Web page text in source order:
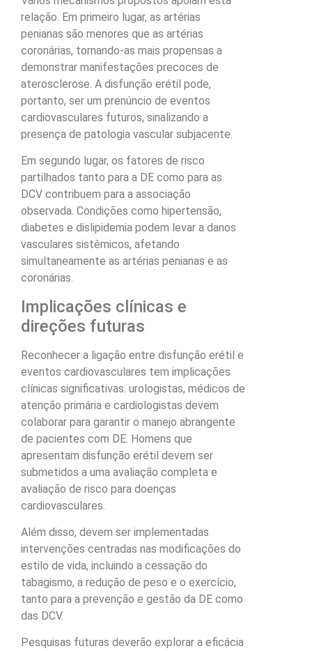
relação. Em primeiro lugar, as artérias
penianas são menores que as artérias
coronárias, tornando-as mais propensas a
demonstrar manifestações precoces de
aterosclerose. A disfunção erétil pode,
portanto, ser um prenúncio de eventos
cardiovasculares futuros, sinalizando a
presença de patologia vascular subjacente.
Em segundo lugar, os fatores de risco
partilhados tanto para a DE como para as
DCV contribuem para a associação
observada. Condições como hipertensão,
diabetes e dislipidemia podem levar a danos
vasculares sistêmicos, afetando
simultaneamente as artérias penianas e as
coronárias.
Implicações clínicas e
direções futuras
Reconhecer a ligação entre disfunção erétil e
eventos cardiovasculares tem implicações
clínicas significativas. urologistas, médicos de
atenção primária e cardiologistas devem
colaborar para garantir o manejo abrangente
de pacientes com DE. Homens que
apresentam disfunção erétil devem ser
submetidos a uma avaliação completa e
avaliação de risco para doenças
cardiovasculares.
Além disso, devem ser implementadas
intervenções centradas nas modificações do
estilo de vida, incluindo a cessação do
tabagismo, a redução de peso e o exercício,
tanto para a prevenção e gestão da DE como
das DCV.
Pesquisas futuras deverão explorar a eficácia